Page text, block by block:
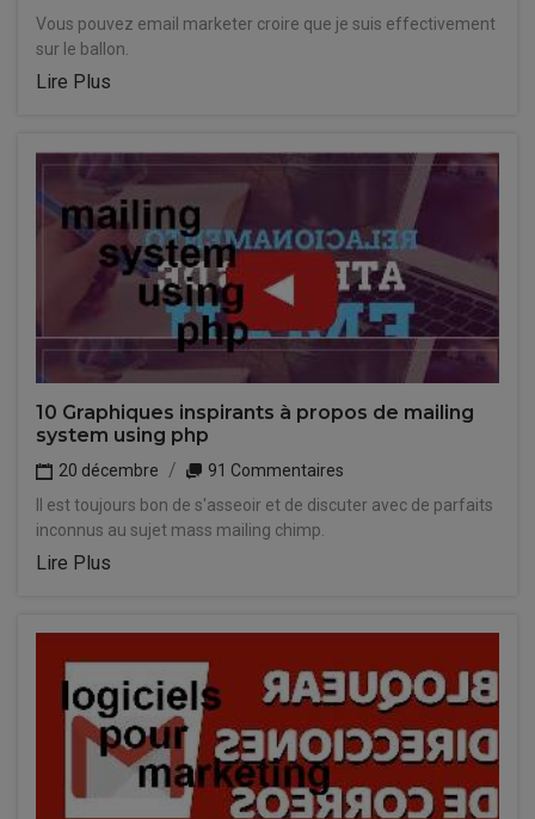
Vous pouvez email marketer croire que je suis effectivement
sur le ballon.
Lire Plus
10 Graphiques inspirants à propos de mailing
system using php
20 décembre
91 Commentaires
Il est toujours bon de s'asseoir et de discuter avec de parfaits
inconnus au sujet mass mailing chimp.
Lire Plus